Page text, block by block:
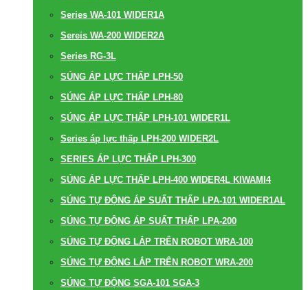
Series WA-101 WIDER1A
Sereis WA-200 WIDER2A
Series RG-3L
SÚNG ÁP LỰC THẤP LPH-50
SÚNG ÁP LỰC THẤP LPH-80
SÚNG ÁP LỰC THẤP LPH-101 WIDER1L
Series áp lực thấp LPH-200 WIDER2L
SERIES ÁP LỰC THẤP LPH-300
SÚNG ÁP LỰC THẤP LPH-400 WIDER4L KIWAMI4
SÚNG TỰ ĐỘNG ÁP SUẤT THẤP LPA-101 WIDER1AL
SÚNG TỰ ĐỘNG ÁP SUẤT THẤP LPA-200
SÚNG TỰ ĐỘNG LẮP TRÊN ROBOT WRA-100
SÚNG TỰ ĐỘNG LẮP TRÊN ROBOT WRA-200
SÚNG TỰ ĐỘNG SGA-101 SGA-3